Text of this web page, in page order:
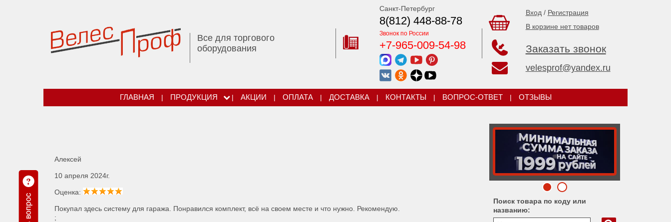
Все для торгового
оборудования
Санкт-Петербург
8(812) 448-88-78
Звонок по России
+7-965-009-54-98
Вход / Регистрация
В корзине нет товаров
Заказать звонок
velesprof@yandex.ru
ГЛАВНАЯ | ПРОДУКЦИЯ | АКЦИИ | ОПЛАТА | ДОСТАВКА | КОНТАКТЫ | ВОПРОС-ОТВЕТ | ОТЗЫВЫ
Поиск товара по коду или
названию:
Алексей
10 апреля 2024г.
Оценка:
Покупал здесь систему для гаража. Понравился комплект, всё на своем месте и что нужно. Рекомендую.
;